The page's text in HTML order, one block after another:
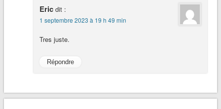
Eric dit :
1 septembre 2023 à 19 h 49 min
Tres juste.
Répondre